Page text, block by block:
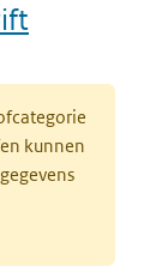
kunnen